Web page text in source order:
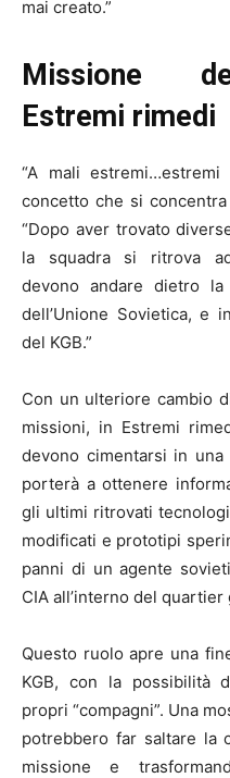
mai creato.”
Missione
Estremi rimedi
“A mali
concetto che si
“Dopo aver trovato
la squadra si ritrova ad
devono andare dietro
dell’Unione Sovietica, e
del KGB.”
Con un ulteriore cambio
missioni, in Estremi
devono cimentarsi in
porterà a ottenere
gli ultimi ritrovati
modificati e prototipi
panni di un agente
CIA all’interno del quartier
Questo ruolo apre una
KGB, con la possibilità
propri “compagni”. Una
potrebbero far saltare la
missione e